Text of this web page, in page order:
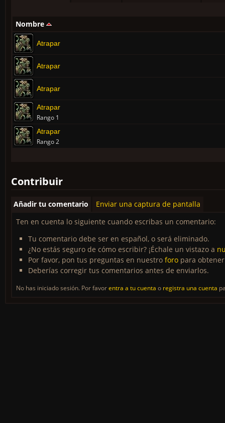
Nombre
Atrapar
Atrapar
Atrapar
Atrapar
Rango 1
Atrapar
Rango 2
Contribuir
Añadir tu comentario
Enviar una captura de pantalla
Ten en cuenta lo siguiente cuando escribas un comentario:
Tu comentario debe ser en español, o será eliminado.
¿No estás seguro de cómo escribir? ¡Échale un vistazo a
Por favor, pon tus preguntas en nuestro foro para
Deberías corregir tus comentarios antes de enviarlos.
No has iniciado sesión. Por favorentra a tu cuenta o registra una cuenta